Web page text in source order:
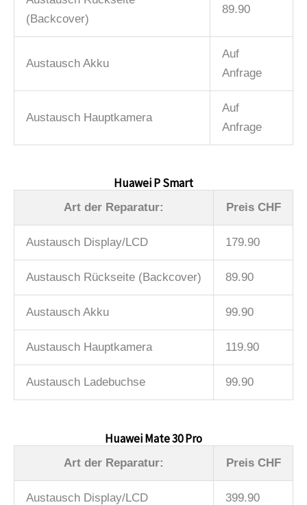
(Backcover)
89.90
Austausch Akku
Auf
Anfrage
Austausch Hauptkamera
Auf
Anfrage
Huawei P Smart
Art der Reparatur: Preis CHF
Austausch Display/LCD 179.90
Austausch Rückseite (Backcover) 89.90
Austausch Akku 99.90
Austausch Hauptkamera 119.90
Austausch Ladebuchse 99.90
Huawei Mate 30 Pro
Art der Reparatur: Preis CHF
Austausch Display/LCD 399.90